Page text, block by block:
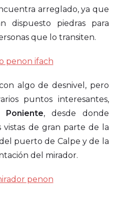
arreglado, ya que
dispuesto piedras para
que lo transiten.
algo de desnivel, pero
puntos interesantes,
Poniente, desde donde
vistas de gran parte de la
puerto de Calpe y de la
del mirador.